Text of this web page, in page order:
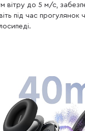
вітру до 5 м/с,
під час прогулянок